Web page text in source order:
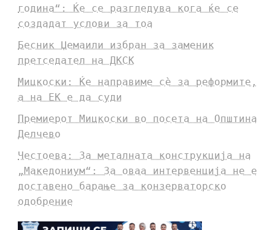
година“: Ќе се разгледува кога ќе се
создадат услови за тоа
Бесник Џемаили избран за заменик
претседател на ДКСК
Мицкоски: Ќе направиме сè за реформите,
а на ЕК е да суди
Премиерот Мицкоски во посета на Општина
Делчево
Честоева: За металната конструкција на
„Македониум“: За оваа интервенција не е
доставено барање за конзерваторско
одобрение